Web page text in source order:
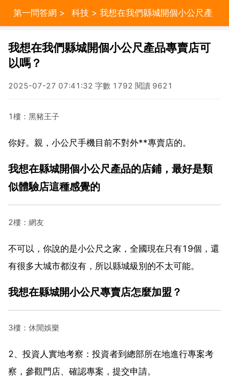
第一問答網 > 科技 > 我想在我們縣城開個小公尺產
品專賣店可以嗎？
我想在我們縣城開個小公尺產品專賣店可
以嗎？
2025-07-27 07:41:32 字數 1792 閱讀 9621
1樓：黑豬王子
你好。親，小公尺手機目前不對外**專賣店的。
我想在縣城開個小公尺產品的店鋪，最好是類
似體驗店這種感覺的
2樓：網友
不可以，你說的是小公尺之家，全國現在只有19個，還
有很多大城市都沒有，所以縣城級別的不太可能。
我想在縣城開小公尺專賣店怎麼加盟？
3樓：休閒娛樂
2、投資人實地考察：投資者到總部所在地進行專案考
察，參觀門店、確認專案，提交申請。